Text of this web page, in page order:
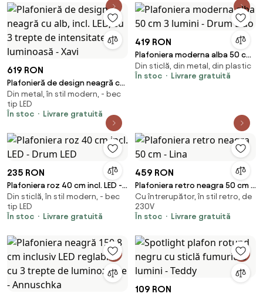
619 RON
Plafonieră de design neagră cu
alb, incl. LED, cu 3 trepte de
intensitate luminoasă - Xavi
Din metal, în stil modern, - bec
tip LED
În stoc
Livrare gratuită
419 RON
Plafoniera moderna alba 50 cm
3 lumini - Drum Duo
Din sticlă, din metal, din plastic
În stoc
Livrare gratuită
235 RON
Plafoniera roz 40 cm incl. LED -
Drum LED
Din sticlă, în stil modern, - bec
tip LED
În stoc
Livrare gratuită
459 RON
Plafoniera retro neagra 50 cm -
Lina
Cu întrerupător, în stil retro, de
230V
În stoc
Livrare gratuită
109 RON